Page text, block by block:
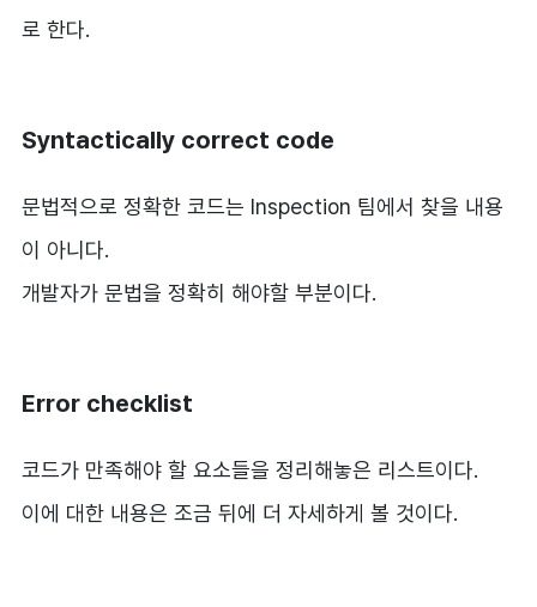
로 한다.
Syntactically correct code
문법적으로 정확한 코드는 Inspection 팀에서 찾을 내용
이 아니다.
개발자가 문법을 정확히 해야할 부분이다.
Error checklist
코드가 만족해야 할 요소들을 정리해놓은 리스트이다.
이에 대한 내용은 조금 뒤에 더 자세하게 볼 것이다.